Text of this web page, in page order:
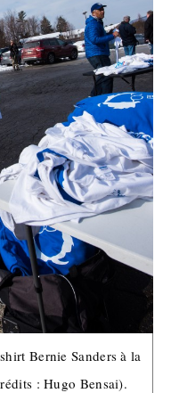
Bernie Sanders à la
: Hugo Bensai).